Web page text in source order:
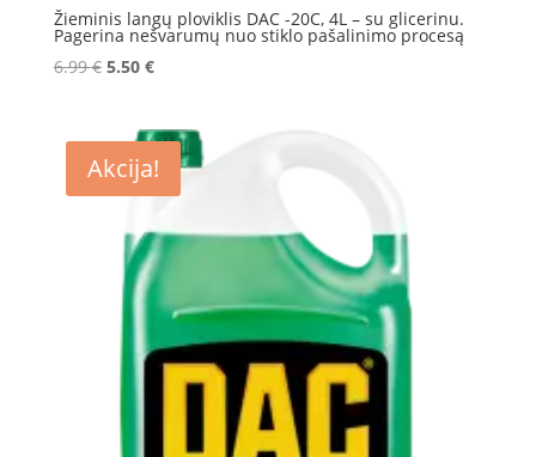
Žieminis langų ploviklis DAC -20C, 4L – su glicerinu.
Pagerina nešvarumų nuo stiklo pašalinimo procesą
6.99€ Original
6.99 €.
5.50 €Current
5.50 €.
Akcija!